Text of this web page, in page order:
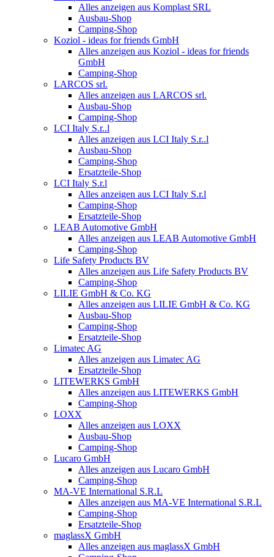
Alles anzeigen aus Komplast SRL
Ausbau-Shop
Camping-Shop
Koziol - ideas for friends GmbH
Alles anzeigen aus Koziol - ideas for friends
GmbH
Camping-Shop
LARCOS srl.
Alles anzeigen aus LARCOS srl.
Ausbau-Shop
Camping-Shop
LCI Italy S.r..l
Alles anzeigen aus LCI Italy S.r..l
Ausbau-Shop
Camping-Shop
Ersatzteile-Shop
LCI Italy S.r.l
Alles anzeigen aus LCI Italy S.r.l
Camping-Shop
Ersatzteile-Shop
LEAB Automotive GmbH
Alles anzeigen aus LEAB Automotive GmbH
Camping-Shop
Life Safety Products BV
Alles anzeigen aus Life Safety Products BV
Camping-Shop
LILIE GmbH & Co. KG
Alles anzeigen aus LILIE GmbH & Co. KG
Ausbau-Shop
Camping-Shop
Ersatzteile-Shop
Limatec AG
Alles anzeigen aus Limatec AG
Ersatzteile-Shop
LITEWERKS GmbH
Alles anzeigen aus LITEWERKS GmbH
Camping-Shop
LOXX
Alles anzeigen aus LOXX
Ausbau-Shop
Camping-Shop
Lucaro GmbH
Alles anzeigen aus Lucaro GmbH
Camping-Shop
MA-VE International S.R.L
Alles anzeigen aus MA-VE International S.R.L
Camping-Shop
Ersatzteile-Shop
maglassX GmbH
Alles anzeigen aus maglassX GmbH